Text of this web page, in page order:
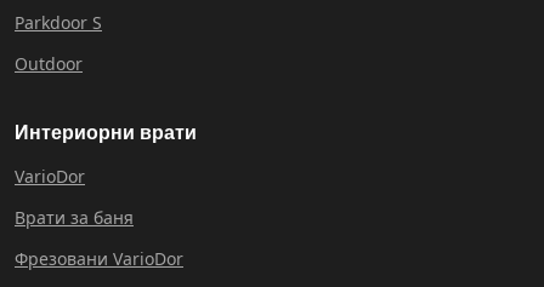
Parkdoor S
Outdoor
Интериорни врати
VarioDor
Врати за баня
Фрезовани VarioDor